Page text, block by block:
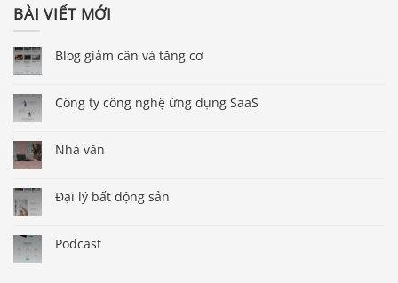
BÀI VIẾT MỚI
Blog giảm cân và tăng cơ
Công ty công nghệ ứng dụng SaaS
Nhà văn
Đại lý bất động sản
Podcast